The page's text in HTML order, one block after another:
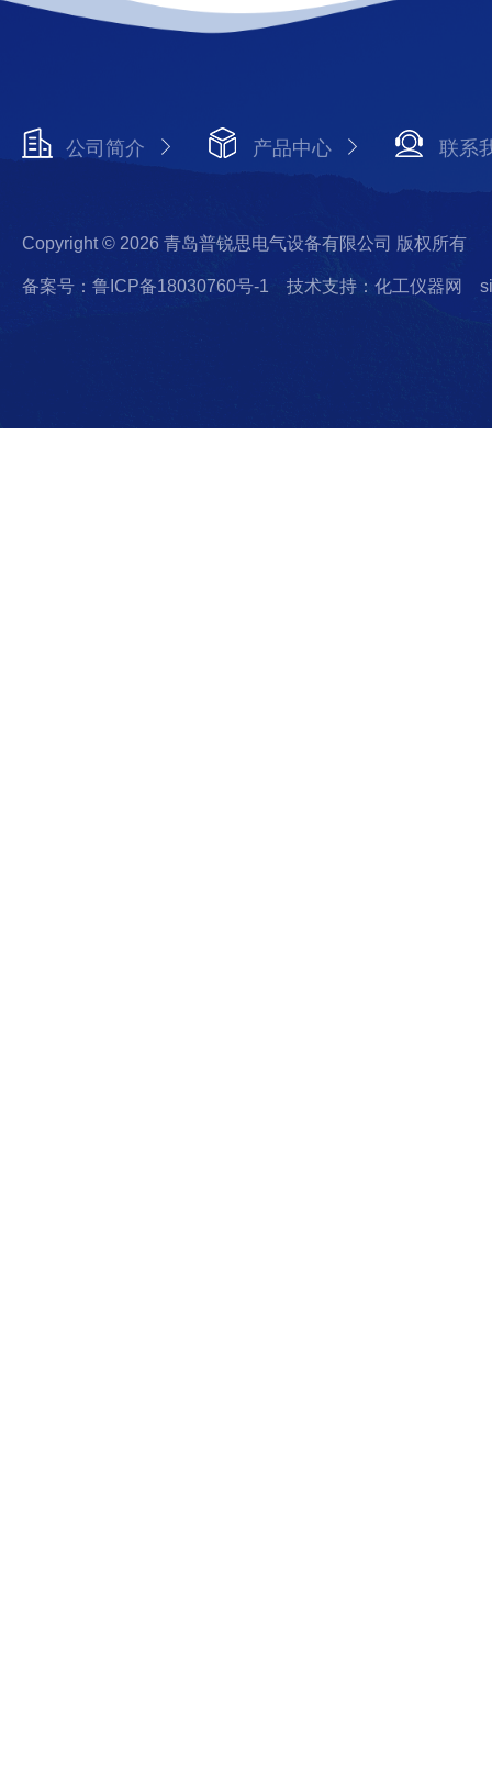
公司简介 产品中心 联系
Copyright © 2026 青岛普锐思电气设备有限公司 版权所有
备案号：鲁ICP备18030760号-1 技术支持：化工仪器网